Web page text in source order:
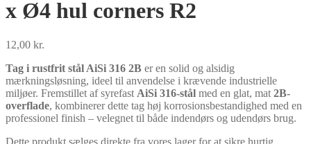
x Ø4 hul corners R2
12,00 kr.
Tag i rustfrit stål AiSi 316 2B er en solid og alsidig
mærkningsløsning, ideel til anvendelse i krævende industrielle
miljøer. Fremstillet af syrefast AiSi 316-stål med en glat, mat 2B-
overflade, kombinerer dette tag høj korrosionsbestandighed med en
professionel finish – velegnet til både indendørs og udendørs brug.
Dette produkt sælges direkte fra vores lager for at sikre hurtig